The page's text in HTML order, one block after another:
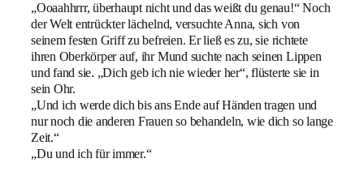
„Ooaahhrrr, überhaupt nicht und das weißt du genau!“ Noch
der Welt entrückter lächelnd, versuchte Anna, sich von
seinem festen Griff zu befreien. Er ließ es zu, sie richtete
ihren Oberkörper auf, ihr Mund suchte nach seinen Lippen
und fand sie. „Dich geb ich nie wieder her“, flüsterte sie in
sein Ohr.
„Und ich werde dich bis ans Ende auf Händen tragen und
nur noch die anderen Frauen so behandeln, wie dich so lange
Zeit.“
„Du und ich für immer.“